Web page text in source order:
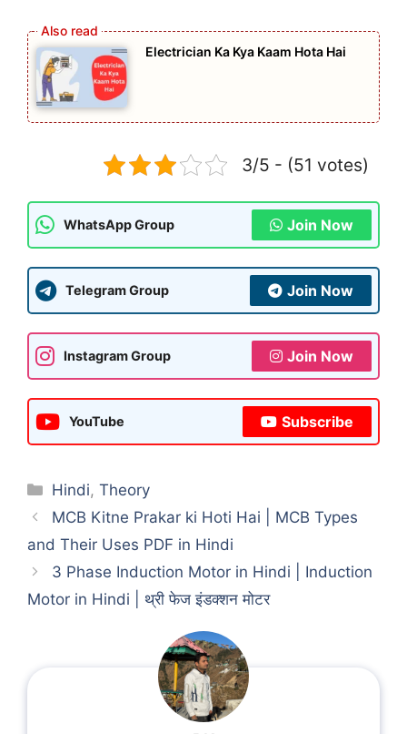
Electrician Ka Kya Kaam Hota Hai
3/5 - (51 votes)
WhatsApp Group Join Now
Telegram Group Join Now
Instagram Group Join Now
YouTube Subscribe
Hindi,Theory
MCB Kitne Prakar ki Hoti Hai | MCB Types
and Their Uses PDF in Hindi
3 Phase Induction Motor in Hindi | Induction
Motor in Hindi | थ्री फेज इंडक्शन मोटर